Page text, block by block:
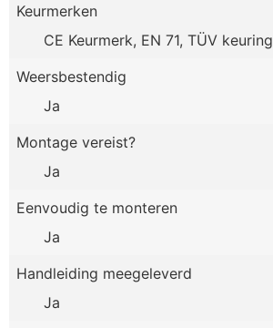
Keurmerken
CE Keurmerk, EN 71, TÜV keuring
Weersbestendig
Ja
Montage vereist?
Ja
Eenvoudig te monteren
Ja
Handleiding meegeleverd
Ja